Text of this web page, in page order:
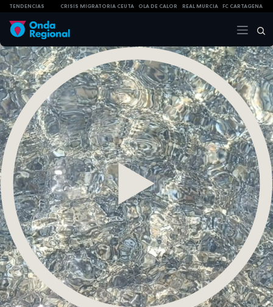
TENDENCIAS CRISIS MIGRATORIA CEUTA OLA DE CALOR REAL MURCIA FC CARTAGENA